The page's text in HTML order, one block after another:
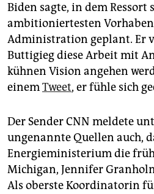
Biden sagte, in dem Ressort
ambitioniertesten
Administration geplant. Er
Buttigieg diese Arbeit mit
kühnen Vision angehen
einemTweet, er fühle sich
Der Sender CNN meldete
ungenannte Quellen auch,
Energieministerium die
Michigan, Jennifer
Als oberste Koordinatorin